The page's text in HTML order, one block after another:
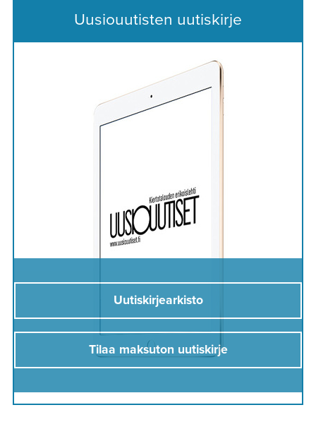
Uusiouutisten uutiskirje
Uutiskirjearkisto
Tilaa maksuton uutiskirje